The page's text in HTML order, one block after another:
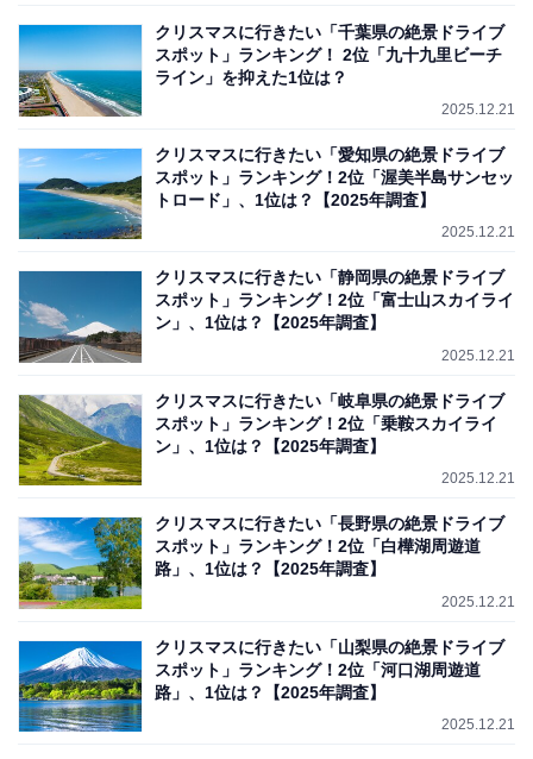
クリスマスに行きたい「千葉県の絶景ドライブ
スポット」ランキング！ 2位「九十九里ビーチ
ライン」を抑えた1位は？
2025.12.21
クリスマスに行きたい「愛知県の絶景ドライブ
スポット」ランキング！2位「渥美半島サンセッ
トロード」、1位は？【2025年調査】
2025.12.21
クリスマスに行きたい「静岡県の絶景ドライブ
スポット」ランキング！2位「富士山スカイライ
ン」、1位は？【2025年調査】
2025.12.21
クリスマスに行きたい「岐阜県の絶景ドライブ
スポット」ランキング！2位「乗鞍スカイライ
ン」、1位は？【2025年調査】
2025.12.21
クリスマスに行きたい「長野県の絶景ドライブ
スポット」ランキング！2位「白樺湖周遊道
路」、1位は？【2025年調査】
2025.12.21
クリスマスに行きたい「山梨県の絶景ドライブ
スポット」ランキング！2位「河口湖周遊道
路」、1位は？【2025年調査】
2025.12.21